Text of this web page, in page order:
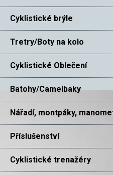
Cyklistické brýle
Tretry/Boty na kolo
Cyklistické Oblečení
Batohy/Camelbaky
Nářadí, montpáky,
Příslušenství
Cyklistické trenažéry